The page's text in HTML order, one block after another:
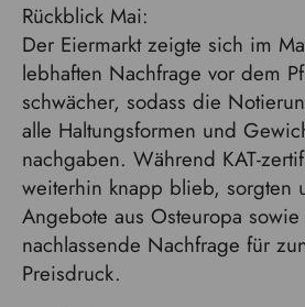
Rückblick Mai:
Der Eiermarkt zeigte sich im
lebhaften Nachfrage vor dem
schwächer, sodass die
alle Haltungsformen und
nachgaben. Während KAT-
weiterhin knapp blieb, sorgten
Angebote aus Osteuropa
nachlassende Nachfrage für
Preisdruck.